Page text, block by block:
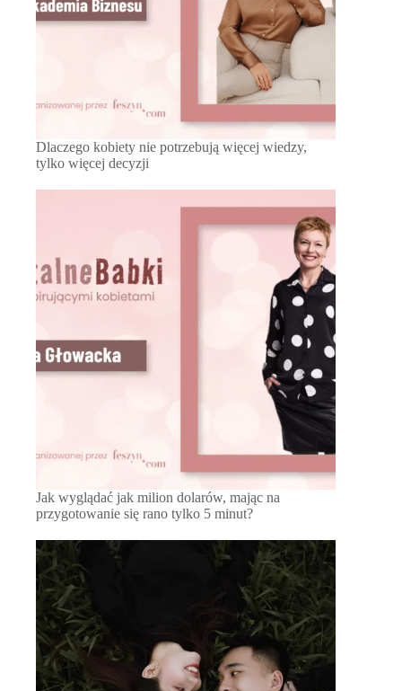
Dlaczego kobiety nie potrzebują więcej wiedzy,
tylko więcej decyzji
Jak wyglądać jak milion dolarów, mając na
przygotowanie się rano tylko 5 minut?